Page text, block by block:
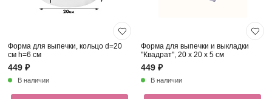
Форма для выпечки, кольцо d=20
см h=6 см
449 ₽
В наличии
Форма для выпечки и выкладки
"Квадрат", 20 х 20 х 5 см
449 ₽
В наличии